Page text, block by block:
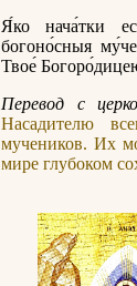
Я́ко нача́тки
богоно́сныя
Твое́
Перевод с
Насадителю
мучеников. Их
мире глубоком